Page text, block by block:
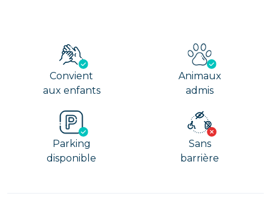
Convient
aux enfants
Animaux
admis
Parking
disponible
Sans
barrière